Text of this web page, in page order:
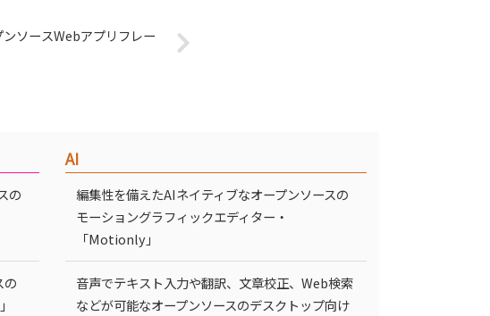
ソースWebアプリフレー
の
の
AI
編集性を備えたAIネイティブなオープンソースの
モーショングラフィックエディター・
「Motionly」
音声でテキスト入力や翻訳、文章校正、Web検索
などが可能なオープンソースのデスクトップ向け